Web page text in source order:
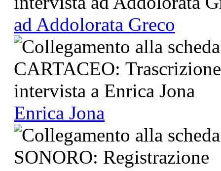
ad Addolorata Greco
Enrica Jona